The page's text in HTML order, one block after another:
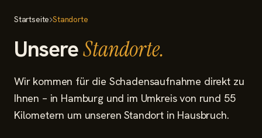
Leistungen
Nach dem Unfall
Wissenswertes
Standorte
Startseite Standorte
UnsereStandorte.
Wir kommen für die Schadensaufnahme direkt zu
Ihnen – in Hamburg und im Umkreis von rund 55
Kilometern um unseren Standort in Hausbruch.